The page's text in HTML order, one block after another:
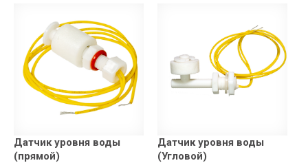
Датчик уровня воды
(прямой)
Датчик уровня воды
(Угловой)